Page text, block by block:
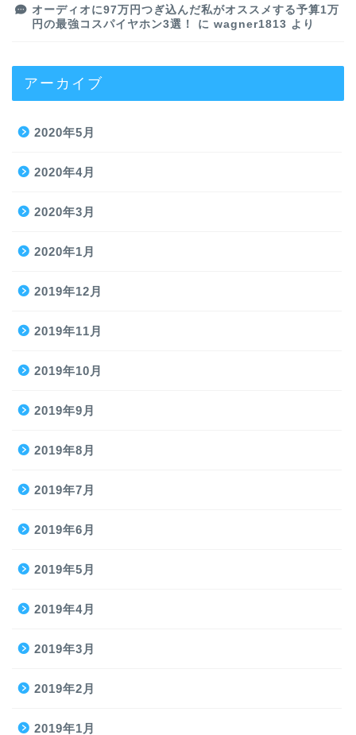
オーディオに97万円つぎ込んだ私がオススメする予算1万
円の最強コスパイヤホン3選！
に wagner1813 より
アーカイブ
2020年5月
2020年4月
2020年3月
2020年1月
2019年12月
2019年11月
2019年10月
2019年9月
2019年8月
2019年7月
2019年6月
2019年5月
2019年4月
2019年3月
2019年2月
2019年1月